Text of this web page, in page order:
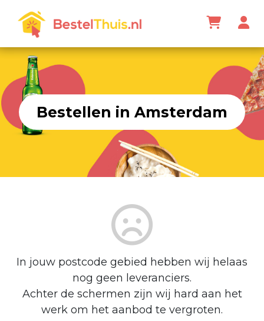
Bestellen in Amsterdam
In jouw postcode gebied hebben wij helaas
nog geen leveranciers.
Achter de schermen zijn wij hard aan het
werk om het aanbod te vergroten.